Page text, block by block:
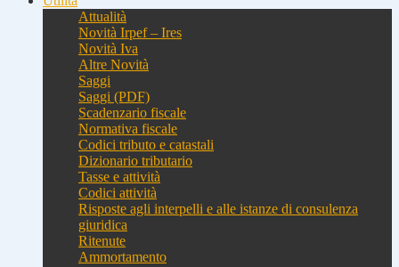
Attualità
Novità Irpef – Ires
Novità Iva
Altre Novità
Saggi
Saggi (PDF)
Scadenzario fiscale
Normativa fiscale
Codici tributo e catastali
Dizionario tributario
Tasse e attività
Codici attività
Risposte agli interpelli e alle istanze di consulenza
giuridica
Ritenute
Ammortamento